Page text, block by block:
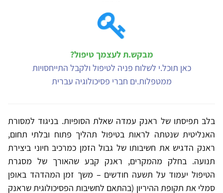
מבקש.ת לעצמך טיפול?
כאן תוכל.י לשלוח פניה לטיפול ולקבל התייחסויות
ממטפלות.ים חברי פסיכולוגיה עברית
בלב תפיסתו של ראנק עמדה שאלת הסופיות. בניגוד למסורת
האנליטית שנטתה לראות בטיפול תהליך פתוח ובלתי תחום,
ראנק הדגיש את חשיבותו של גבול הזמן כמרכיב חיוני ביצירת
תנועה. בחלק מהמקרים, ראנק קבע שהאורך של מסגרת
הטיפול יעמוד על תשעה חודשים – משך זמן המהדהד באופן
סמלי את תקופת ההיריון (בהתאם לחשיבות הפסיכולוגית שראנק